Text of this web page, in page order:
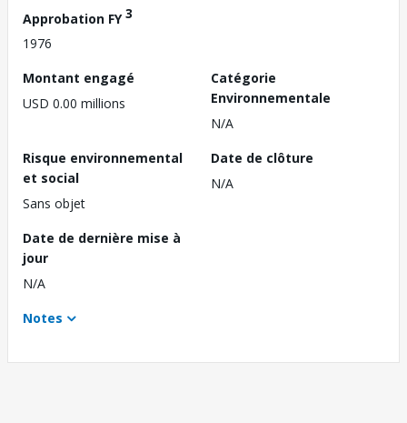
Approbation FY3
1976
Montant engagé
USD 0.00 millions
Catégorie
Environnementale
N/A
Risque environnemental
et social
Sans objet
Date de clôture
N/A
Date de dernière mise à
jour
N/A
Notes